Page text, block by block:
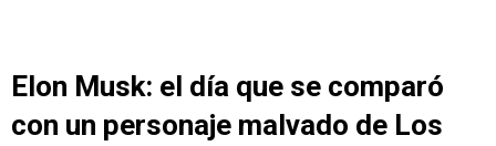
Elon Musk: el día que se comparó
con un personaje malvado de Los